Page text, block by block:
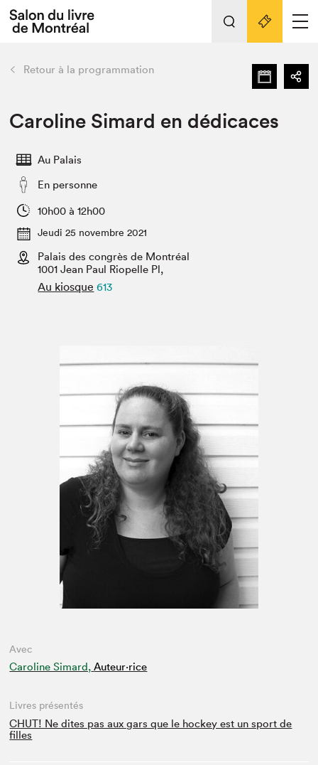
Espace médias
Espace exposant⋅e⋅s
Tout sur l'édition 2022
Actualités
Vidéos et Balados
Club de lecture Braindate
retour Nos activités
Édition 2022
Planifier sa visite
Projets partenaires 2022
Archives
Liens pratiques
Retour à la programmation
Caroline Simard en dédicaces
Au Palais
En personne
10h00 à 12h00
Jeudi 25 novembre 2021
Palais des congrès de Montréal
1001 Jean Paul Riopelle Pl,
Au kiosque 613
Avec
Caroline Simard, Auteur·rice
Livres présentés
CHUT! Ne dites pas aux gars que le hockey est un sport de
filles